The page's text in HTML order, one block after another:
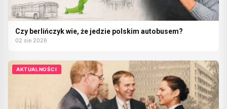
Czy berlińczyk wie, że jedzie polskim autobusem?
02 sie 2026
AKTUALNOŚCI